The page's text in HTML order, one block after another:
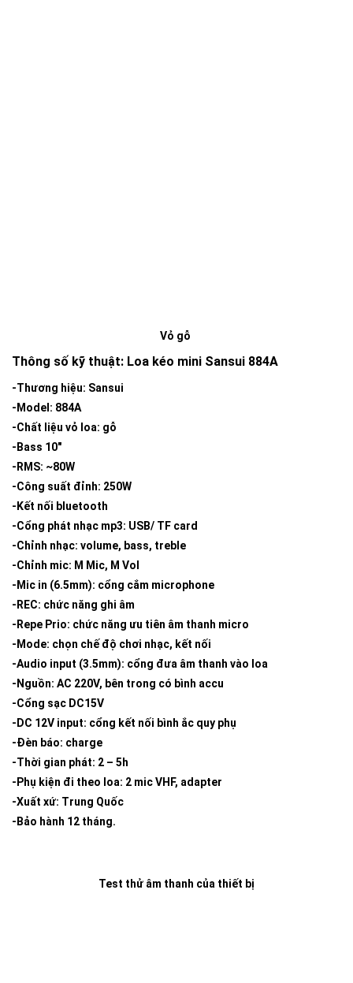
Vỏ gỗ
Thông số kỹ thuật: Loa kéo mini Sansui 884A
-Thương hiệu: Sansui
-Model: 884A
-Chất liệu vỏ loa: gỗ
-Bass 10″
-RMS: ~80W
-Công suất đỉnh: 250W
-Kết nối bluetooth
-Cổng phát nhạc mp3: USB/ TF card
-Chỉnh nhạc: volume, bass, treble
-Chỉnh mic: M Mic, M Vol
-Mic in (6.5mm): cổng cắm microphone
-REC: chức năng ghi âm
-Repe Prio: chức năng ưu tiên âm thanh micro
-Mode: chọn chế độ chơi nhạc, kết nối
-Audio input (3.5mm): cổng đưa âm thanh vào loa
-Nguồn: AC 220V, bên trong có bình accu
-Cổng sạc DC15V
-DC 12V input: cổng kết nối bình ắc quy phụ
-Đèn báo: charge
-Thời gian phát: 2 – 5h
-Phụ kiện đi theo loa: 2 mic VHF, adapter
-Xuất xứ: Trung Quốc
-Bảo hành 12 tháng.
Test thử âm thanh của thiết bị